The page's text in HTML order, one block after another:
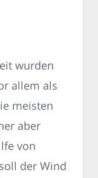
wurden
allem als
meisten
aber
von
der Wind